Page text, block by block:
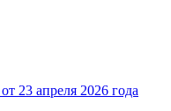
23 апреля 2026 года